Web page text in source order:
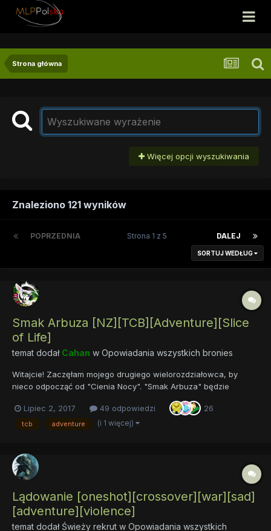
Strona główna
Więcej opcji wyszukiwania
Znaleziono 121 wyników
POPRZEDNIA DALEJ
Strona 1 z 5
SORTUJ WEDŁUG
Smak Arbuza [NZ][TCB][Adventure][Slice
of Life]
temat dodał Cahan w Opowiadania wszystkich bronies
Witajcie! Zaczęłam mojego drugiego wielorozdziałowca, by
nieco odpocząć od "Cienia Nocy". "Smak Arbuza" będzie
TCB oraz z self insertem i narracją pierwszoosobową (z której
korzystałam dotąd jedynie przy krótkich formach)....
Lipiec 2, 2017 49 odpowiedzi 26
tcb adventure (i 1 więcej)
Lądowanie [oneshot][crossover][war][sad]
[adventure][violence]
temat dodał Świeży rekrut w Opowiadania wszystkich